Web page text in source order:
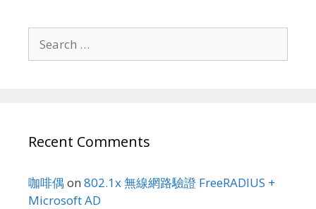
for:
Recent Comments
咖啡偶 on 802.1x 無線網路驗證 FreeRADIUS +
Microsoft AD